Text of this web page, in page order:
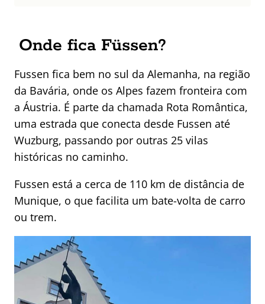
Onde fica Füssen?
Fussen fica bem no sul da Alemanha, na região
da Bavária, onde os Alpes fazem fronteira com
a Áustria. É parte da chamada Rota Romântica,
uma estrada que conecta desde Fussen até
Wuzburg, passando por outras 25 vilas
históricas no caminho.
Fussen está a cerca de 110 km de distância de
Munique, o que facilita um bate-volta de carro
ou trem.